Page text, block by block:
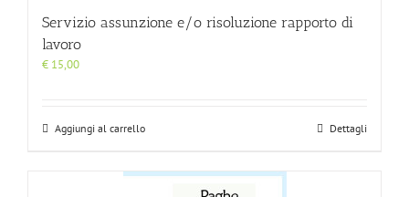
Servizio assunzione e/o risoluzione rapporto di
lavoro
€ 15,00
Aggiungi al carrello Dettagli